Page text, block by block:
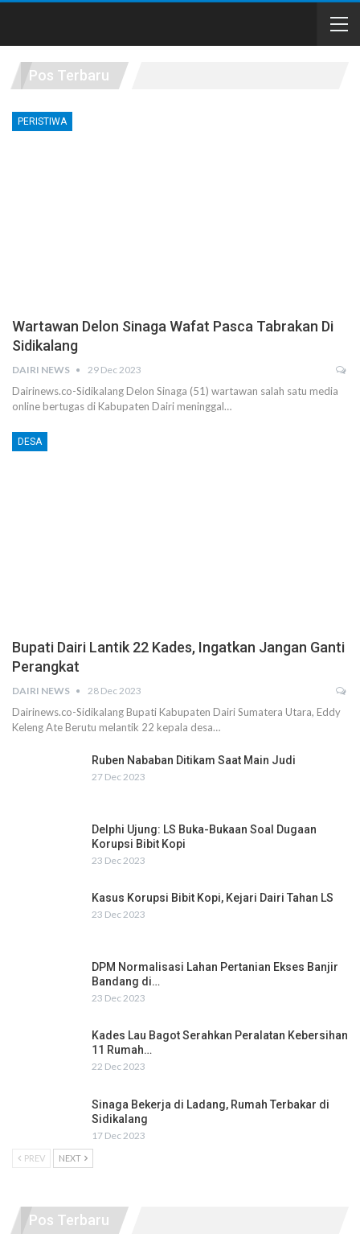
Pos Terbaru
PERISTIWA
Wartawan Delon Sinaga Wafat Pasca Tabrakan Di
Sidikalang
DAIRI NEWS 29 Dec 2023
Dairinews.co-Sidikalang Delon Sinaga (51) wartawan salah satu media
online bertugas di Kabupaten Dairi meninggal…
DESA
Bupati Dairi Lantik 22 Kades, Ingatkan Jangan Ganti
Perangkat
DAIRI NEWS 28 Dec 2023
Dairinews.co-Sidikalang Bupati Kabupaten Dairi Sumatera Utara, Eddy
Keleng Ate Berutu melantik 22 kepala desa…
Ruben Nababan Ditikam Saat Main Judi
27 Dec 2023
Delphi Ujung: LS Buka-Bukaan Soal Dugaan
Korupsi Bibit Kopi
23 Dec 2023
Kasus Korupsi Bibit Kopi, Kejari Dairi Tahan LS
23 Dec 2023
DPM Normalisasi Lahan Pertanian Ekses Banjir
Bandang di…
23 Dec 2023
Kades Lau Bagot Serahkan Peralatan Kebersihan
11 Rumah…
22 Dec 2023
Sinaga Bekerja di Ladang, Rumah Terbakar di
Sidikalang
17 Dec 2023
PREV NEXT
Pos Terbaru